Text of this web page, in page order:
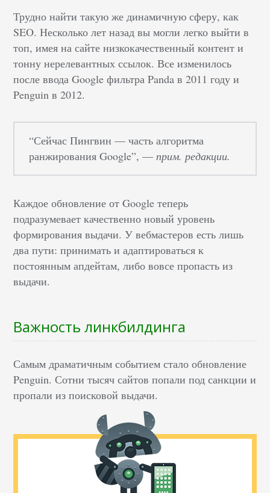
Трудно найти такую же динамичную сферу, как
SEO. Несколько лет назад вы могли легко выйти в
топ, имея на сайте низкокачественный контент и
тонну нерелевантных ссылок. Все изменилось
после ввода Google фильтра Panda в 2011 году и
Penguin в 2012.
“Сейчас Пингвин — часть алгоритма
ранжирования Google”, —прим. редакции.
Каждое обновление от Google теперь
подразумевает качественно новый уровень
формирования выдачи. У вебмастеров есть лишь
два пути: принимать и адаптироваться к
постоянным апдейтам, либо вовсе пропасть из
выдачи.
Важность линкбилдинга
Самым драматичным событием стало обновление
Penguin. Сотни тысяч сайтов попали под санкции и
пропали из поисковой выдачи.